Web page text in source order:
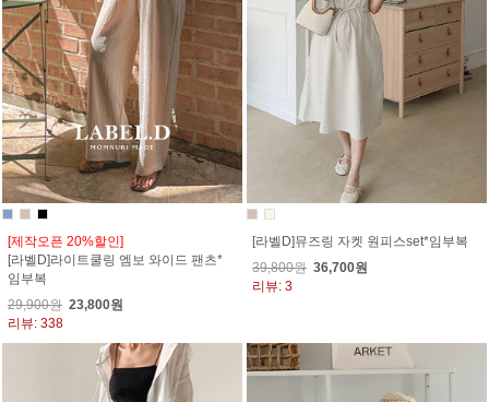
[제작오픈 20%할인]
[라벨D]라이트쿨링 엠보 와이드 팬츠*
임부복
29,900원 23,800원
리뷰: 338
[라벨D]뮤즈링 자켓 원피스set*임부복
39,800원 36,700원
리뷰: 3